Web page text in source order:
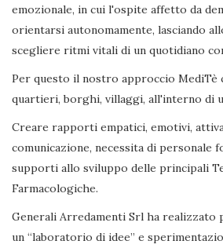
emozionale, in cui l'ospite affetto da
orientarsi autonomamente, lasciando
scegliere ritmi vitali di un quotidiano
Per questo il nostro approccio MediTè
quartieri, borghi, villaggi, all'interno di
Creare rapporti empatici, emotivi,
comunicazione, necessita di personale
supporti allo sviluppo delle principali
Farmacologiche.
Generali Arredamenti Srl ha realizzato
un “laboratorio di idee” e